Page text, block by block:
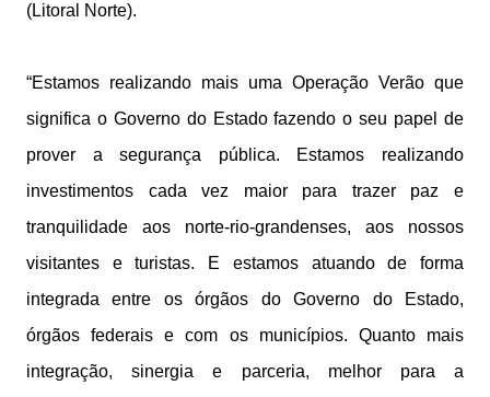
(Litoral Norte).
“Estamos realizando mais uma Operação Verão que
significa o Governo do Estado fazendo o seu papel de
prover a segurança pública. Estamos realizando
investimentos cada vez maior para trazer paz e
tranquilidade aos norte-rio-grandenses, aos nossos
visitantes e turistas. E estamos atuando de forma
integrada entre os órgãos do Governo do Estado,
órgãos federais e com os municípios. Quanto mais
integração, sinergia e parceria, melhor para a